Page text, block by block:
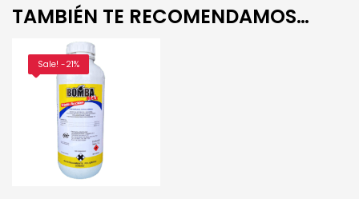
TAMBIÉN TE RECOMENDAMOS…
Sale! -21%